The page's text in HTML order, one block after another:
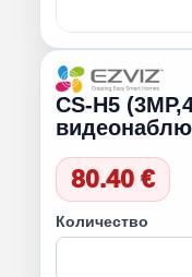
CS-H5
80.40 €
Количество